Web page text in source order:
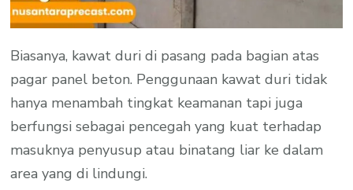
Biasanya, kawat duri di pasang pada bagian atas
pagar panel beton. Penggunaan kawat duri tidak
hanya menambah tingkat keamanan tapi juga
berfungsi sebagai pencegah yang kuat terhadap
masuknya penyusup atau binatang liar ke dalam
area yang di lindungi.